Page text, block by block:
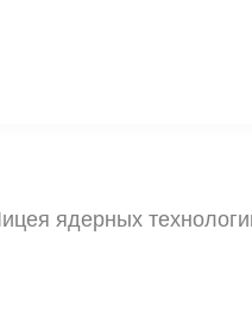
ядерных